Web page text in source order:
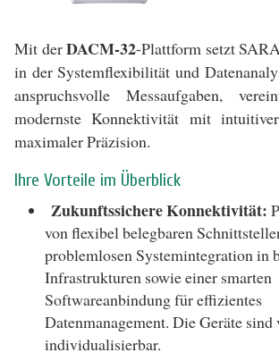
Mit derDACM-32-Plattform setzt
in der Systemflexibilität und
anspruchsvolle Messaufgaben,
modernste Konnektivität mit
maximaler Präzision.
Ihre Vorteile im Überblick
Zukunftssichere Konnektivität:
von flexibel belegbaren
problemlosen Systemintegration in
Infrastrukturen sowie einer smarten
Softwareanbindung für effizientes
Datenmanagement. Die Geräte
individualisierbar.